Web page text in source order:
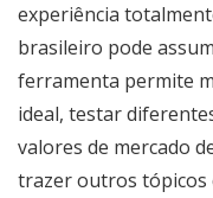
experiência
brasileiro pode
ferramenta permite
ideal, testar
valores de mercado
trazer outros tópicos